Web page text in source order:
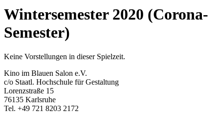
Wintersemester 2020 (Corona-
Semester)
Keine Vorstellungen in dieser Spielzeit.
Kino im Blauen Salon e.V.
c/o Staatl. Hochschule für Gestaltung
Lorenzstraße 15
76135 Karlsruhe
Tel. +49 721 8203 2172